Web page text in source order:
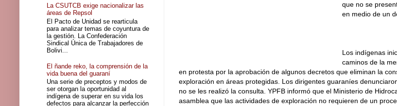
que no se
en medio de un
Los indígenas
caminos de la
en protesta por la aprobación de algunos decretos que eliminan la
exploración en áreas protegidas. Los dirigentes guaraníes
no se les realizó la consulta. YPFB informó que el Ministerio de
asamblea que las actividades de exploración no requieren de un
La CSUTCB exige nacionalizar las
áreas de Repsol
El Pacto de Unidad se rearticula
para analizar temas de coyuntura de
la gestión. La Confederación
Sindical Única de Trabajadores de
Bolivi...
El ñande reko, la comprensión de la
vida buena del guaraní
Una serie de preceptos y modos de
ser otorgan la oportunidad al
indígena de superar en su vida los
defectos para alcanzar la perfección